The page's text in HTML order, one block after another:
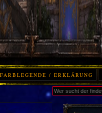
/ ERKLÄRUNG